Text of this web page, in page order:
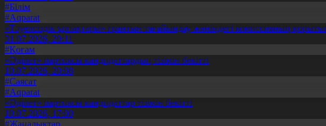
#Білім
#Aqparat
«Тәуелсіздік ұрпақтары» грантын тағайындау жөніндегі комиссияның
31.07.2026, 20:11
#Қоғам
«Әділет» партиясы кандидаттардың тізімін бекітті
10.07.2026, 20:08
#Саясат
#Aqparat
«Әділет» партиясы кандидаттар тізімін бекітті
10.07.2026, 17:00
#Жаңалықтар